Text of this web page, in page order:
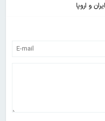
و اروپا